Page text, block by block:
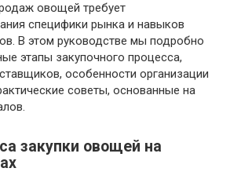
овощей требует
специфики рынка и навыков
В этом руководстве мы подробно
этапы закупочного процесса,
особенности организации
советы, основанные на
закупки овощей на